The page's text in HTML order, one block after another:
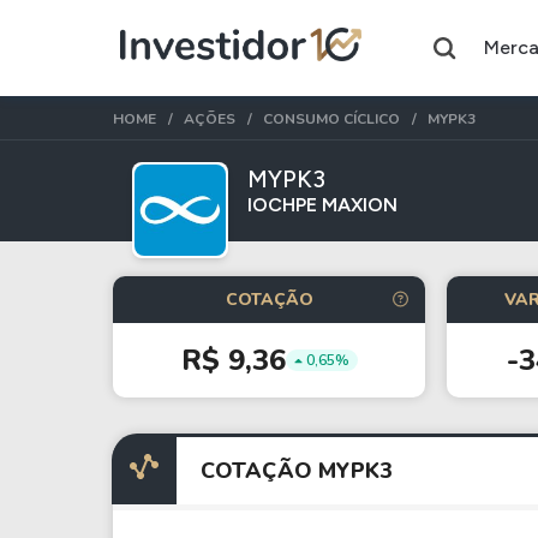
Assuntos do momento
Índice Índice
Ações
Taesa
Itausa
Ambev
FIIs
XPML11
RECR11
HOME AÇÕES CONSUMO CÍCLICO MYPK3
MYPK3
IOCHPE MAXION
COTAÇÃO
R$ 9,36 0,65% -
COTAÇÃO MYPK3